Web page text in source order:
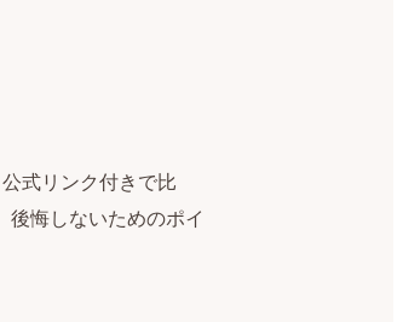
式リンク付きで比
後悔しないためのポイ